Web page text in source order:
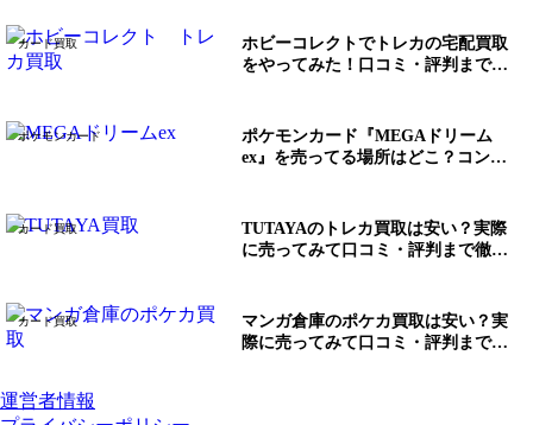
ホビーコレクトでトレカの宅配買取
をやってみた！口コミ・評判まで徹
カード買取
ポケモンカード『MEGAドリーム
ex』を売ってる場所はどこ？コンビ
ポケモンカード
TUTAYAのトレカ買取は安い？実際
に売ってみて口コミ・評判まで徹底
カード買取
マンガ倉庫のポケカ買取は安い？実
際に売ってみて口コミ・評判まで徹
カード買取
運営者情報